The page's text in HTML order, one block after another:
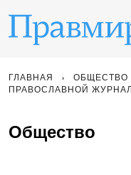
ГЛАВНАЯ ОБЩЕСТВО
ПРАВОСЛАВНОЙ
Общество